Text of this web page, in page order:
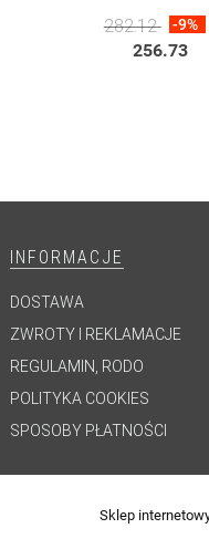
282.12
-9%
256.73
INFORMACJE
DOSTAWA
ZWROTY I REKLAMACJE
REGULAMIN, RODO
POLITYKA COOKIES
SPOSOBY PŁATNOŚCI
Sklep